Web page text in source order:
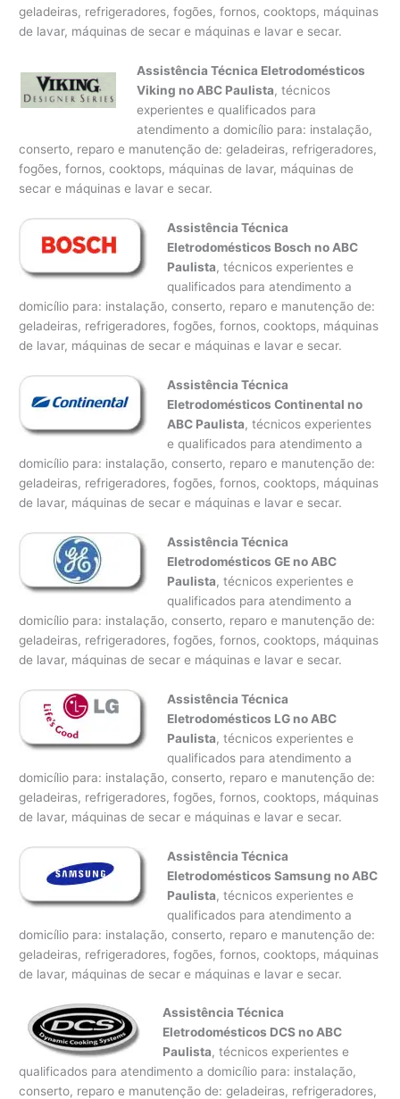
geladeiras, refrigeradores, fogões, fornos, cooktops, máquinas
de lavar, máquinas de secar e máquinas e lavar e secar.
Assistência Técnica Eletrodomésticos
Viking no ABC Paulista, técnicos
experientes e qualificados para
atendimento a domicílio para: instalação,
conserto, reparo e manutenção de: geladeiras, refrigeradores,
fogões, fornos, cooktops, máquinas de lavar, máquinas de
secar e máquinas e lavar e secar.
Assistência Técnica
Eletrodomésticos Bosch no ABC
Paulista, técnicos experientes e
qualificados para atendimento a
domicílio para: instalação, conserto, reparo e manutenção de:
geladeiras, refrigeradores, fogões, fornos, cooktops, máquinas
de lavar, máquinas de secar e máquinas e lavar e secar.
Assistência Técnica
Eletrodomésticos Continental no
ABC Paulista, técnicos experientes
e qualificados para atendimento a
domicílio para: instalação, conserto, reparo e manutenção de:
geladeiras, refrigeradores, fogões, fornos, cooktops, máquinas
de lavar, máquinas de secar e máquinas e lavar e secar.
Assistência Técnica
Eletrodomésticos GE no ABC
Paulista, técnicos experientes e
qualificados para atendimento a
domicílio para: instalação, conserto, reparo e manutenção de:
geladeiras, refrigeradores, fogões, fornos, cooktops, máquinas
de lavar, máquinas de secar e máquinas e lavar e secar.
Assistência Técnica
Eletrodomésticos LG no ABC
Paulista, técnicos experientes e
qualificados para atendimento a
domicílio para: instalação, conserto, reparo e manutenção de:
geladeiras, refrigeradores, fogões, fornos, cooktops, máquinas
de lavar, máquinas de secar e máquinas e lavar e secar.
Assistência Técnica
Eletrodomésticos Samsung no ABC
Paulista, técnicos experientes e
qualificados para atendimento a
domicílio para: instalação, conserto, reparo e manutenção de:
geladeiras, refrigeradores, fogões, fornos, cooktops, máquinas
de lavar, máquinas de secar e máquinas e lavar e secar.
Assistência Técnica
Eletrodomésticos DCS no ABC
Paulista, técnicos experientes e
qualificados para atendimento a domicílio para: instalação,
conserto, reparo e manutenção de: geladeiras, refrigeradores,